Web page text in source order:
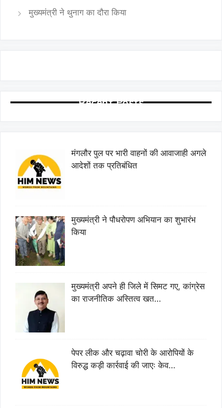
मुख्यमंत्री ने थुनाग का दौरा किया
Recent Posts
मंगलौर पुल पर भारी वाहनों की आवाजाही अगले
आदेशों तक प्रतिबंधित
मुख्यमंत्री ने पौधरोपण अभियान का शुभारंभ
किया
मुख्यमंत्री अपने ही जिले में सिमट गए, कांग्रेस
का राजनीतिक अस्तित्व खत…
पेपर लीक और चढ़ावा चोरी के आरोपियों के
विरुद्ध कड़ी कार्रवाई की जाएः केव…